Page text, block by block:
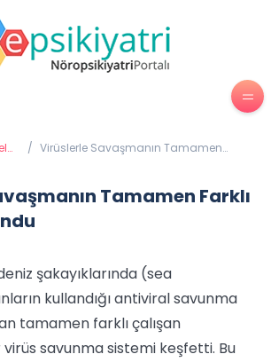
/ Virüslerle Savaşmanın Tamamen
Tamamen Farklı
şakayıklarında (sea
kullandığı antiviral savunma
tamamen farklı çalışan
savunma sistemi keşfetti. Bu